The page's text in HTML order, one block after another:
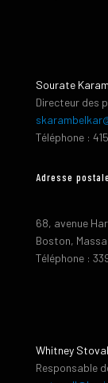
Sourate
Directeur des
Téléphone :
Adresse
68, avenue
Boston,
Téléphone :
Whitney
Responsable